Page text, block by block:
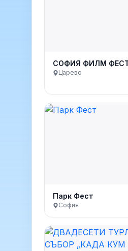
СОФИЯ ФИЛМ ФЕСТ
Царево
Парк Фест
София